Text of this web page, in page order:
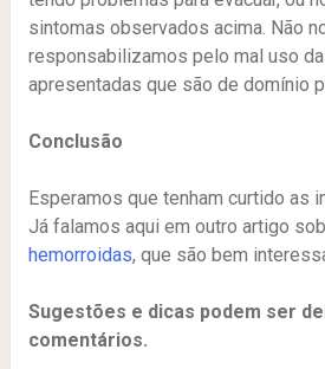
sintomas observados acima. Não
responsabilizamos pelo mal uso
apresentadas que são de domínio
Conclusão
Esperamos que tenham curtido as
Já falamos aqui em outro artigo
hemorroidas, que são bem
Sugestões e dicas podem ser
comentários.